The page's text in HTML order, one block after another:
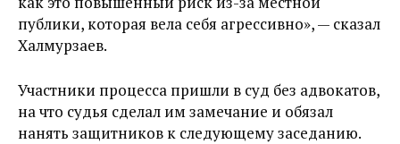
публики, которая вела себя агрессивно», — сказал
Халмурзаев.
Участники процесса пришли в суд без адвокатов,
на что судья сделал им замечание и обязал
нанять защитников к следующему заседанию.